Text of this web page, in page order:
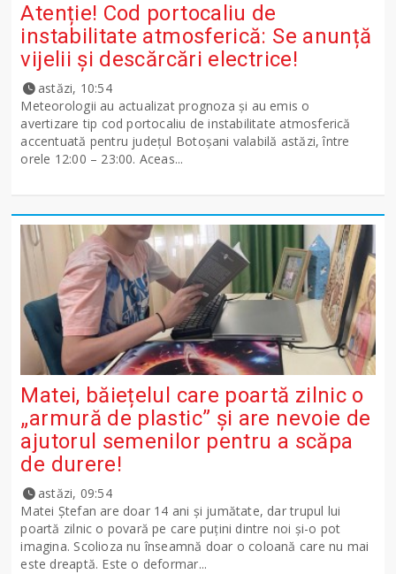
Atenție! Cod portocaliu de
instabilitate atmosferică: Se anunță
vijelii și descărcări electrice!
astăzi, 10:54
Meteorologii au actualizat prognoza și au emis o
avertizare tip cod portocaliu de instabilitate atmosferică
accentuată pentru județul Botoșani valabilă astăzi, între
orele 12:00 – 23:00. Aceas...
Matei, băiețelul care poartă zilnic o
„armură de plastic” și are nevoie de
ajutorul semenilor pentru a scăpa
de durere!
astăzi, 09:54
Matei Ștefan are doar 14 ani și jumătate, dar trupul lui
poartă zilnic o povară pe care puțini dintre noi și-o pot
imagina. Scolioza nu înseamnă doar o coloană care nu mai
este dreaptă. Este o deformar...